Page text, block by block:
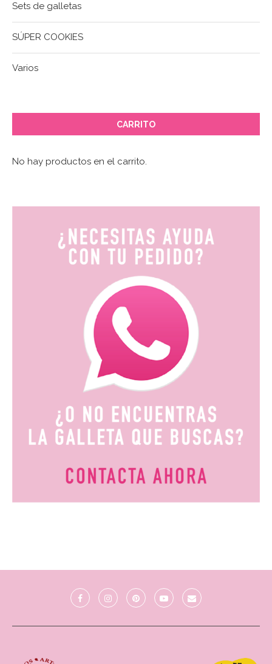
Sets de galletas
SÚPER COOKIES
Varios
CARRITO
No hay productos en el carrito.